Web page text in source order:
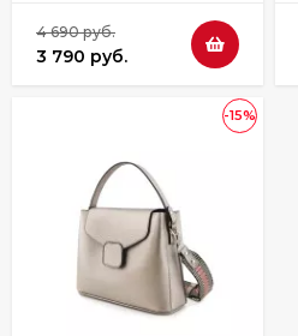
4 690 руб.
3 790 руб.
-15%